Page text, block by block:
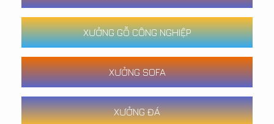
XƯỞNG GỖ CÔNG NGHIỆP
XƯỞNG SOFA
XƯỞNG ĐÁ